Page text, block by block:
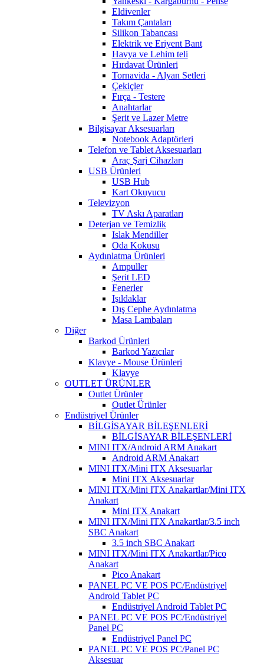
Eldivenler
Takım Çantaları
Silikon Tabancası
Elektrik ve Eriyent Bant
Havya ve Lehim teli
Hırdavat Ürünleri
Tornavida - Alyan Setleri
Çekiçler
Fırça - Testere
Anahtarlar
Şerit ve Lazer Metre
Bilgisayar Aksesuarları
Notebook Adaptörleri
Telefon ve Tablet Aksesuarları
Araç Şarj Cihazları
USB Ürünleri
USB Hub
Kart Okuyucu
Televizyon
TV Askı Aparatları
Deterjan ve Temizlik
Islak Mendiller
Oda Kokusu
Aydınlatma Ürünleri
Ampuller
Şerit LED
Fenerler
Işıldaklar
Dış Cephe Aydınlatma
Masa Lambaları
Diğer
Barkod Ürünleri
Barkod Yazıcılar
Klavye - Mouse Ürünleri
Klavye
OUTLET ÜRÜNLER
Outlet Ürünler
Outlet Ürünler
Endüstriyel Ürünler
BİLGİSAYAR BİLEŞENLERİ
BİLGİSAYAR BİLEŞENLERİ
MINI ITX/Android ARM Anakart
Android ARM Anakart
MINI ITX/Mini ITX Aksesuarlar
Mini ITX Aksesuarlar
MINI ITX/Mini ITX Anakartlar/Mini ITX
Anakart
Mini ITX Anakart
MINI ITX/Mini ITX Anakartlar/3.5 inch
SBC Anakart
3.5 inch SBC Anakart
MINI ITX/Mini ITX Anakartlar/Pico
Anakart
Pico Anakart
PANEL PC VE POS PC/Endüstriyel
Android Tablet PC
Endüstriyel Android Tablet PC
PANEL PC VE POS PC/Endüstriyel
Panel PC
Endüstriyel Panel PC
PANEL PC VE POS PC/Panel PC
Aksesuar